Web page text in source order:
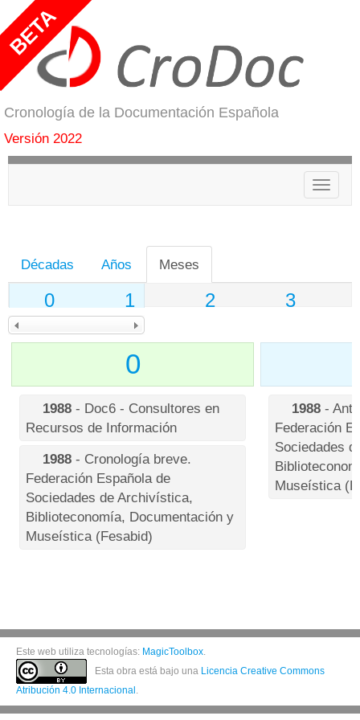
Cronología de la Documentación Española
Versión 2022
Menú
Décadas Años Meses
0 1 2 3
0
1988 - Doc6 - Consultores en
Recursos de Información
1988 - Cronología breve.
Federación Española de
Sociedades de Archivística,
Biblioteconomía, Documentación y
Museística (Fesabid)
1988 -
Federación
Sociedades
Museística
Este web utiliza tecnologías: MagicToolbox.
Esta obra está bajo una Licencia Creative Commons
Atribución 4.0 Internacional .